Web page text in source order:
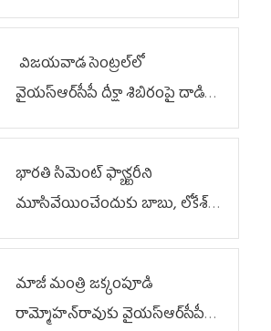
విజయవాడ సెంట్రల్‌లో
వైయ‌స్ఆర్‌సీపీ దీక్షా శిబిరంపై దాడి
దుర్మార్గం
భారతి సిమెంట్ ఫ్యాక్టరీని
మూసివేయించేందుకు బాబు, లోకేశ్
కుట్ర
మాజీ మంత్రి జక్కంపూడి
రామ్మోహన్‌రావుకు వైయ‌స్ఆర్‌సీపీ